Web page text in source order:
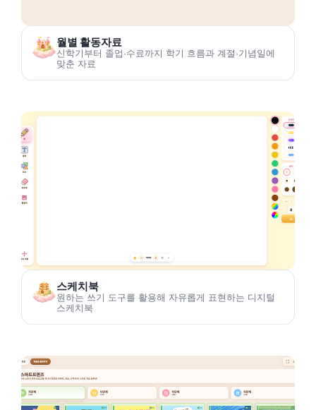
월별 활동자료
신학기부터 졸업·수료까지 학기 흐름과 계절·기념일에
맞춘 자료
스케치북
원하는 쓰기 도구를 활용해 자유롭게 표현하는 디지털
스케치북